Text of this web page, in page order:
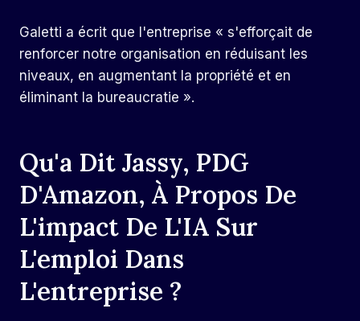
Galetti a écrit que l'entreprise « s'efforçait de
renforcer notre organisation en réduisant les
niveaux, en augmentant la propriété et en
éliminant la bureaucratie ».
Qu'a Dit Jassy, ​​PDG
D'Amazon, À Propos De
L'impact De L'IA Sur
L'emploi Dans
L'entreprise ?